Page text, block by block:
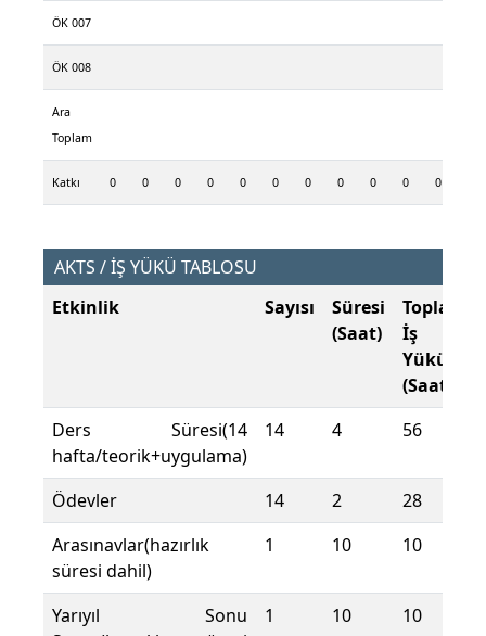
ÖK 007
ÖK 008
Ara
Toplam
Katkı 0 0 0 0 0 0 0 0 0 0 0
AKTS / İŞ YÜKÜ TABLOSU
Etkinlik
Sayısı
Süresi
(Saat)
Toplam
İş
Yükü
(Saat)
Ders Süresi(14
hafta/teorik+uygulama)
14 4 56
Ödevler 14 2
28
Arasınavlar(hazırlık
süresi dahil)
1 10 10
Yarıyıl Sonu
1 10 10